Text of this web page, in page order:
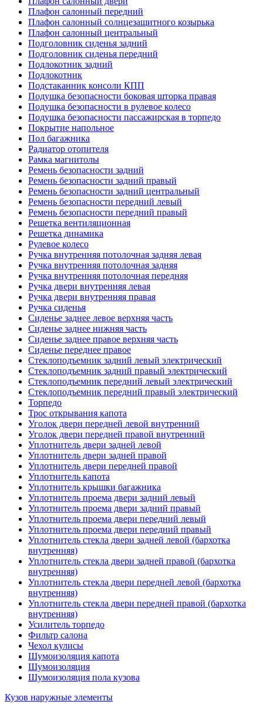
Плафон салонный передний
Плафон салонный солнцезащитного козырька
Плафон салонный центральный
Подголовник сиденья задний
Подголовник сиденья передний
Подлокотник задний
Подлокотник
Подстаканник консоли КПП
Подушка безопасности боковая шторка правая
Подушка безопасности в рулевое колесо
Подушка безопасности пассажирская в торпедо
Покрытие напольное
Пол багажника
Радиатор отопителя
Рамка магнитолы
Ремень безопасности задний
Ремень безопасности задний правый
Ремень безопасности задний центральный
Ремень безопасности передний левый
Ремень безопасности передний правый
Решетка вентиляционная
Решетка динамика
Рулевое колесо
Ручка внутренняя потолочная задняя левая
Ручка внутренняя потолочная задняя
Ручка внутренняя потолочная передняя
Ручка двери внутренняя левая
Ручка двери внутренняя правая
Ручка сиденья
Сиденье заднее левое верхняя часть
Сиденье заднее нижняя часть
Сиденье заднее правое верхняя часть
Сиденье переднее правое
Стеклоподъемник задний левый электрический
Стеклоподъемник задний правый электрический
Стеклоподъемник передний левый электрический
Стеклоподъемник передний правый электрический
Торпедо
Трос открывания капота
Уголок двери передней левой внутренний
Уголок двери передней правой внутренний
Уплотнитель двери задней левой
Уплотнитель двери задней правой
Уплотнитель двери передней правой
Уплотнитель капота
Уплотнитель крышки багажника
Уплотнитель проема двери задний левый
Уплотнитель проема двери задний правый
Уплотнитель проема двери передний левый
Уплотнитель проема двери передний правый
Уплотнитель стекла двери задней левой (бархотка
внутренняя)
Уплотнитель стекла двери задней правой (бархотка
внутренняя)
Уплотнитель стекла двери передней левой (бархотка
внутренняя)
Уплотнитель стекла двери передней правой (бархотка
внутренняя)
Усилитель торпедо
Фильтр салона
Чехол кулисы
Шумоизоляция капота
Шумоизоляция
Шумоизоляция пола кузова
Кузов наружные элементы